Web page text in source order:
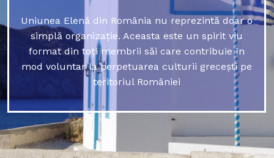
Uniunea Elenă din România nu reprezintă doar o
simplă organizație. Aceasta este un spirit viu
format din toți membrii săi care contribuie în
mod voluntar la perpetuarea culturii grecești pe
teritoriul României